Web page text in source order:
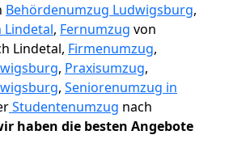
Behördenumzug Ludwigsburg,
Lindetal, Fernumzug von
Lindetal, Firmenumzug,
, Praxisumzug,
, Seniorenumzug in
Studentenumzug nach
haben die besten Angebote